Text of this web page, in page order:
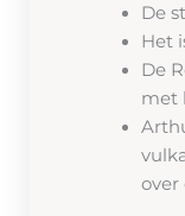
De
Het
De
met
over